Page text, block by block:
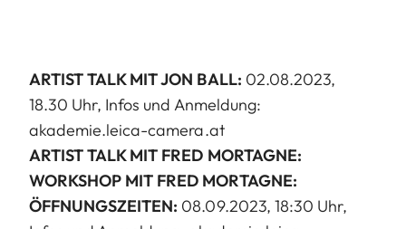
ARTIST TALK MIT JON BALL: 02.08.2023,
18.30 Uhr, Infos und Anmeldung:
akademie.leica-camera.at
ARTIST TALK MIT FRED MORTAGNE:
WORKSHOP MIT FRED MORTAGNE:
ÖFFNUNGSZEITEN: 08.09.2023, 18:30 Uhr,